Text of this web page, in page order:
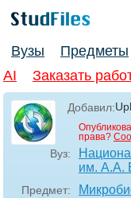
Вузы Предметы
AI
Заказать
Добавил:
права?
Вуз:
им. А.А.
Предмет: